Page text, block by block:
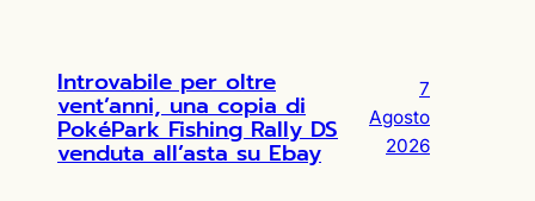
Introvabile per oltre
vent’anni, una copia di
PokéPark Fishing Rally DS
venduta all’asta su Ebay
7
Agosto
2026